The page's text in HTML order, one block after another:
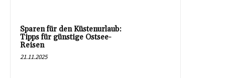
Sparen für den Küstenurlaub:
Tipps für günstige Ostsee-
Reisen
21.11.2025